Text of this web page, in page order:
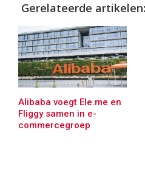
Gerelateerde artikelen:
Alibaba voegt Ele.me en
Fliggy samen in e-
commercegroep